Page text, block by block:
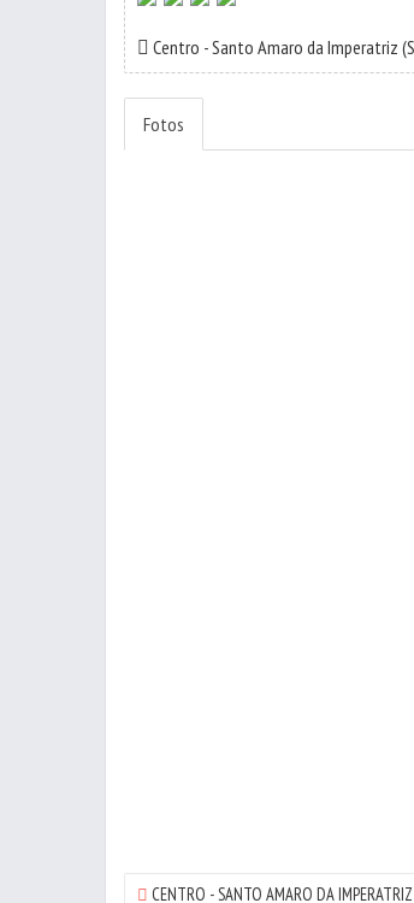
Centro -Santo Amaro da Imperatriz
Fotos
CENTRO -SANTO AMARO DA IMPERATRIZ